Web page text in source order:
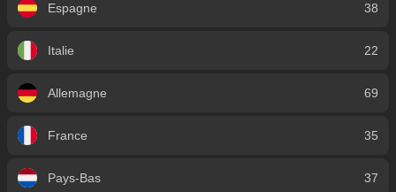
Espagne 38
Italie 22
Allemagne 69
France 35
Pays-Bas 37